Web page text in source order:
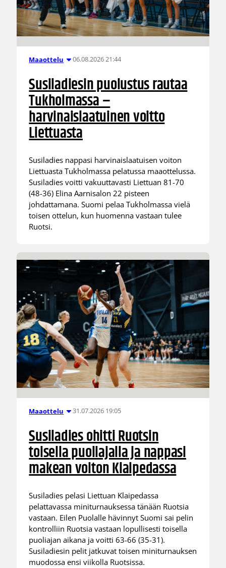
Maaottelu 06.08.2026 21:44
Susiladiesin puolustus rautaa
Tukholmassa –
harvinaislaatuinen voitto
Liettuasta
Susiladies nappasi harvinaislaatuisen voiton
Liettuasta Tukholmassa pelatussa maaottelussa.
Susiladies voitti vakuuttavasti Liettuan 81-70
(48-36) Elina Aarnisalon 22 pisteen
johdattamana. Suomi pelaa Tukholmassa vielä
toisen ottelun, kun huomenna vastaan tulee
Ruotsi.
Maaottelu 31.07.2026 19:05
Susiladies ohitti Ruotsin
toisella puoliajalla ja nappasi
makean voiton Klaipedassa
Susiladies pelasi Liettuan Klaipedassa
pelattavassa miniturnauksessa tänään Ruotsia
vastaan. Eilen Puolalle hävinnyt Suomi sai pelin
kontrolliin Ruotsia vastaan lopullisesti toisella
puoliajan aikana ja voitti 63-66 (35-31).
Susiladiesin pelit jatkuvat toisen miniturnauksen
muodossa ensi viikolla Ruotsissa.